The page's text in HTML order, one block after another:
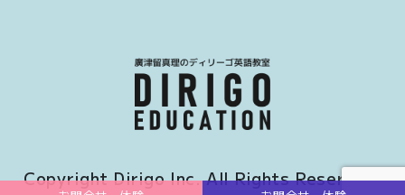
Copyright Dirigo Inc. All Rights Reserved.